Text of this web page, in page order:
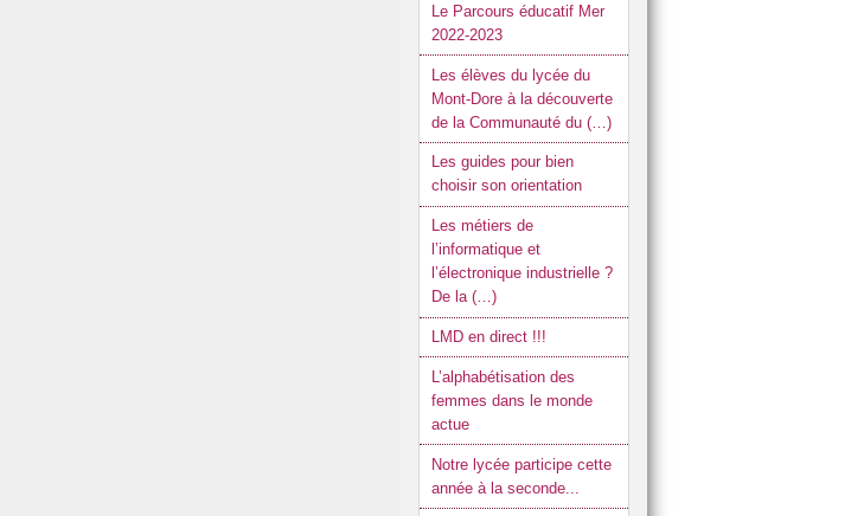
Le Parcours éducatif Mer
2022-2023
Les élèves du lycée du
Mont-Dore à la découverte
de la Communauté du (…)
Les guides pour bien
choisir son orientation
Les métiers de
l’informatique et
l’électronique industrielle ?
De la (…)
LMD en direct !!!
L’alphabétisation des
femmes dans le monde
actue
Notre lycée participe cette
année à la seconde...